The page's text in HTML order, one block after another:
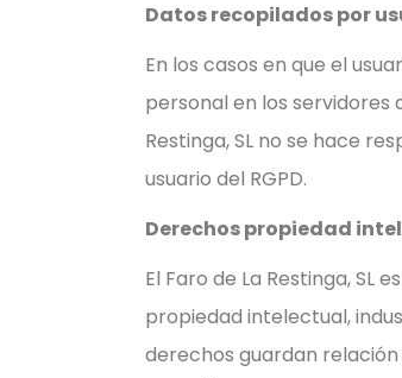
Datos recopilados por
En los casos en que el
personal en los servidores
Restinga, SL no se hace
usuario del RGPD.
Derechos propiedad
El Faro de La Restinga, SL
propiedad intelectual,
derechos guardan